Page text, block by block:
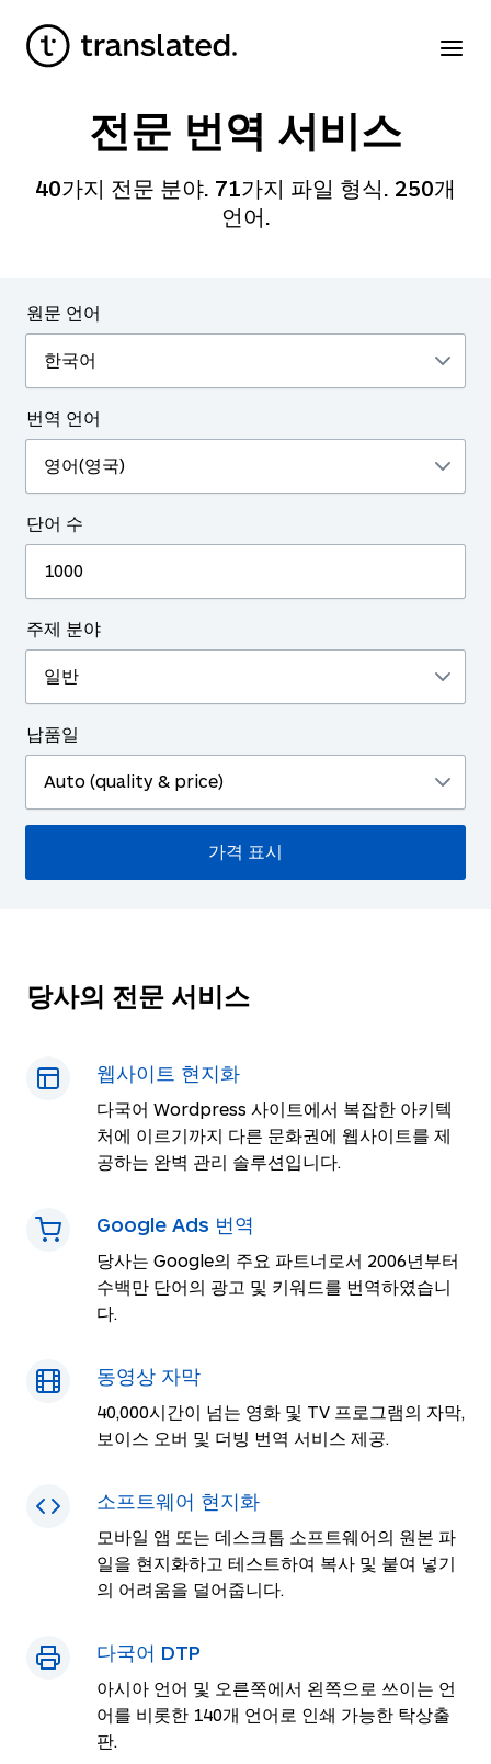
전문 번역 서비스
40가지 전문 분야. 71가지 파일 형식. 250개
언어.
원문 언어
번역 언어
단어 수
주제 분야
납품일
당사의 전문 서비스
웹사이트 현지화
다국어 Wordpress 사이트에서 복잡한 아키텍
처에 이르기까지 다른 문화권에 웹사이트를 제
공하는 완벽 관리 솔루션입니다.
Google Ads 번역
당사는 Google의 주요 파트너로서 2006년부터
수백만 단어의 광고 및 키워드를 번역하였습니
다.
동영상 자막
40,000시간이 넘는 영화 및 TV 프로그램의 자막,
보이스 오버 및 더빙 번역 서비스 제공.
소프트웨어 현지화
모바일 앱 또는 데스크톱 소프트웨어의 원본 파
일을 현지화하고 테스트하여 복사 및 붙여 넣기
의 어려움을 덜어줍니다.
다국어 DTP
아시아 언어 및 오른쪽에서 왼쪽으로 쓰이는 언
어를 비롯한 140개 언어로 인쇄 가능한 탁상출
판.